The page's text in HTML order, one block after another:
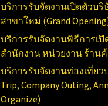
บริการรับจัดงานเปิดตัวบริ
สาขาใหม่ (Grand
บริการรับจัดงานพิธีการเ
สำนักงาน หน่วยงาน ร้าน
บริการรับจัดงานท่องเที่ยว
Trip, Company Outing,
Organize)